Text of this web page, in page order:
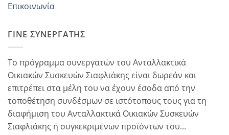
Επικοινωνία
ΓΊΝΕ ΣΥΝΕΡΓΆΤΗΣ
Το πρόγραμμα συνεργατών του Ανταλλακτικά
Οικιακών Συσκευών Σιαφλιάκης είναι δωρεάν και
επιτρέπει στα μέλη του να έχουν έσοδα από την
τοποθέτηση συνδέσμων σε ιστότοπους τους για τη
διαφήμιση του Ανταλλακτικά Οικιακών Συσκευών
Σιαφλιάκης ή συγκεκριμένων προϊόντων του...